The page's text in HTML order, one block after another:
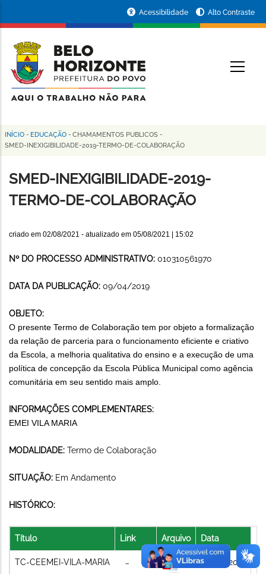
conteúdo
principal
da
Prefeitura
de
Horizonte
Acessibilidade Alto Contraste
Trilha
navegação
INÍCIO - EDUCAÇÃO - CHAMAMENTOS PUBLICOS -
SMED-INEXIGIBILIDADE-2019-TERMO-DE-COLABORAÇÃO
SMED-INEXIGIBILIDADE-2019-
TERMO-DE-COLABORAÇÃO
criado em 02/08/2021 - atualizado em 05/08/2021 | 15:02
Nº DO PROCESSO ADMINISTRATIVO: 010310561970
DATA DA PUBLICAÇÃO: 09/04/2019
OBJETO:
O presente Termo de Colaboração tem por objeto a formalização
da relação de parceria para o funcionamento eficiente e criativo
da Escola, a melhoria qualitativa do ensino e a execução de uma
política de concepção da Escola Pública Municipal como agência
comunitária em seu sentido mais amplo.
INFORMAÇÕES COMPLEMENTARES:
EMEI VILA MARIA
MODALIDADE: Termo de Colaboração
SITUAÇÃO: Em Andamento
HISTÓRICO:
Título Link Arquivo Data
TC-CEEMEI-VILA-MARIA 02/08/2021